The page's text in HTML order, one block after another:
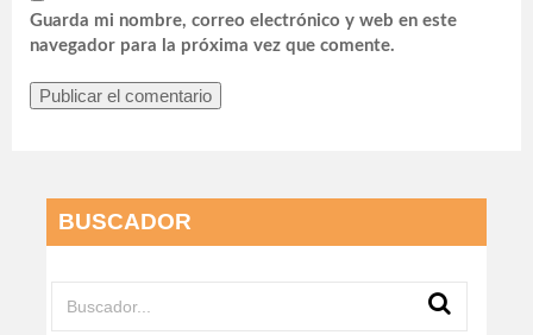
Guarda mi nombre, correo electrónico y web en este
navegador para la próxima vez que comente.
BUSCADOR